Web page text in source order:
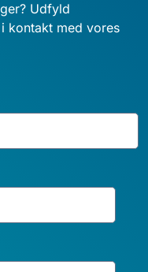
Udfyld
kontakt med vores